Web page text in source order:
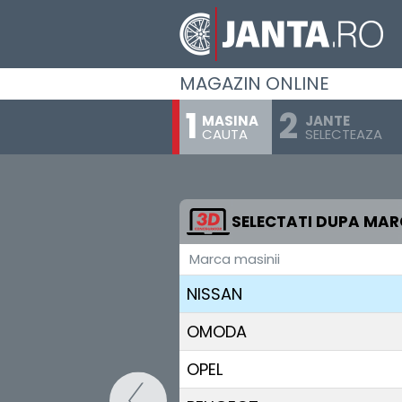
MAGAZIN ONLINE
MASINA
CAUTA
JANTE
SELECTEAZA
SELECTATI DUPA
Marca masinii
MAXUS
MAZDA
MERCEDES BENZ
MG
MITSUBISHI
NIO
NISSAN
OMODA
OPEL